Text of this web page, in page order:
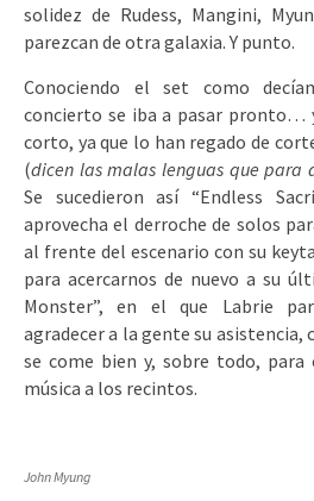
solidez de Rudess, Mangini,
parezcan de otra galaxia. Y punto.
Conociendo el set como
concierto se iba a pasar pronto…
corto, ya que lo han regado de
(dicen las malas lenguas que para
Se sucedieron así “Endless
aprovecha el derroche de solos
al frente del escenario con su
para acercarnos de nuevo a su
Monster”, en el que Labrie
agradecer a la gente su asistencia,
se come bien y, sobre todo,
música a los recintos.
John Myung